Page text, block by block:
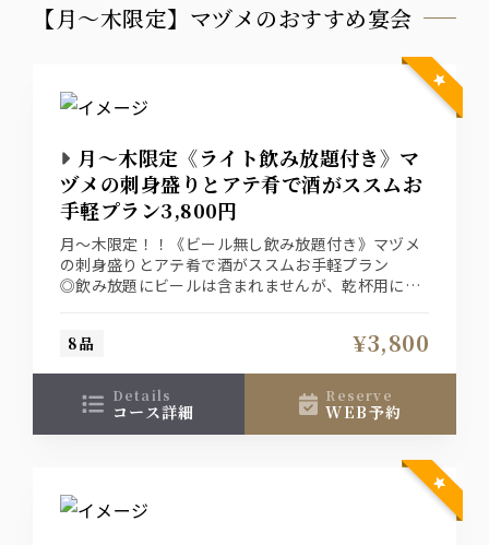
【月～木限定】マヅメのおすすめ宴会
月～木限定《ライト飲み放題付き》マ
ヅメの刺身盛りとアテ肴で酒がススムお
手軽プラン3,800円
月～木限定！！《ビール無し飲み放題付き》マヅメ
の刺身盛りとアテ肴で酒がススムお手軽プラン
◎飲み放題にビールは含まれませんが、乾杯用に瓶
8品
¥3,800
details
コース詳細
reserve
WEB予約